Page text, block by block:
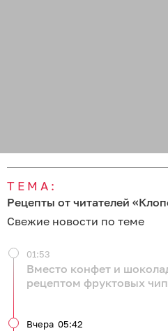
ТЕМА:
Рецепты от читателей
Свежие новости по теме
Вместо конфет и
рецептом фруктовых
01:53
Вчера 05:42